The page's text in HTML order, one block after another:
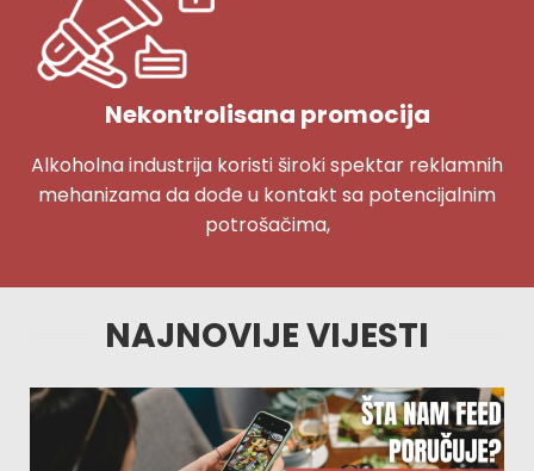
Nekontrolisana promocija
Alkoholna industrija koristi široki spektar reklamnih
mehanizama da dođe u kontakt sa potencijalnim
potrošačima,
NAJNOVIJE VIJESTI